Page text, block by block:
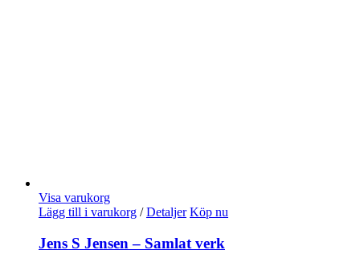
Visa varukorg
Lägg till i varukorg / Detaljer Köp nu
Jens S Jensen – Samlat verk